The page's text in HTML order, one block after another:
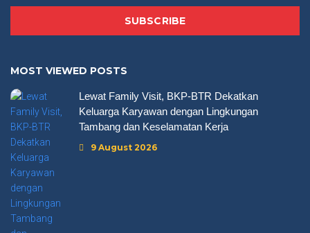
SUBSCRIBE
MOST VIEWED POSTS
Lewat Family Visit, BKP-BTR Dekatkan
Keluarga Karyawan dengan Lingkungan
Tambang dan Keselamatan Kerja
9 August 2026